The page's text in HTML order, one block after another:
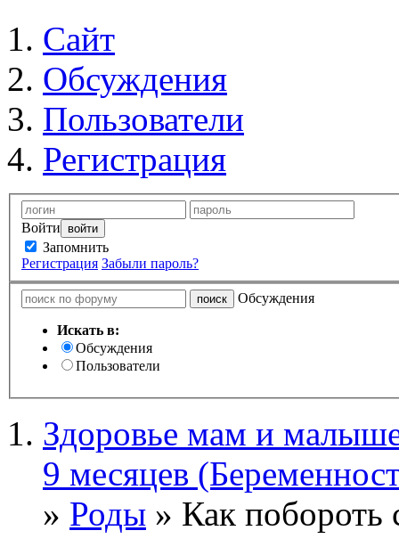
Сайт
Обсуждения
Пользователи
Регистрация
Войти
Запомнить
Регистрация Забыли пароль?
Обсуждения
Искать в:
Обсуждения
Пользователи
Здоровье мам и
9 месяцев
» Роды » Как побороть